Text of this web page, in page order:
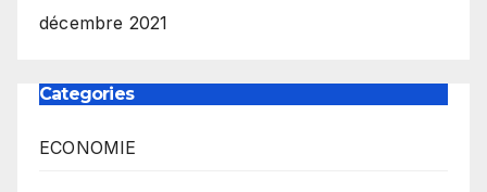
décembre 2021
Categories
ECONOMIE